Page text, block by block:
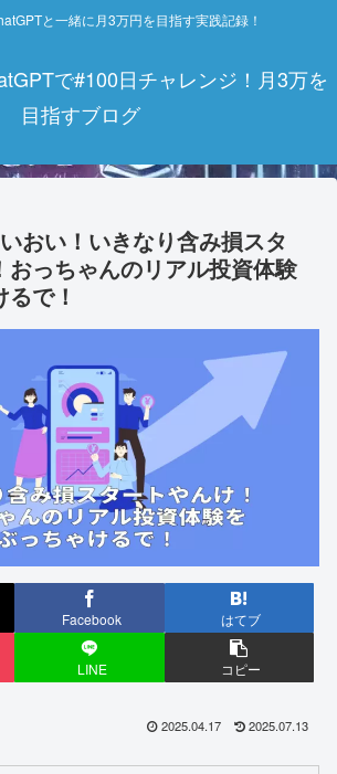
と一緒に月3万円を目指す実践記録！
で#100日チャレンジ！月3万を
目指すブログ
いおい！いきなり含み損スタ
おっちゃんのリアル投資体験
で！
Facebook はてブ
LINE コピー
2025.04.17 2025.07.13